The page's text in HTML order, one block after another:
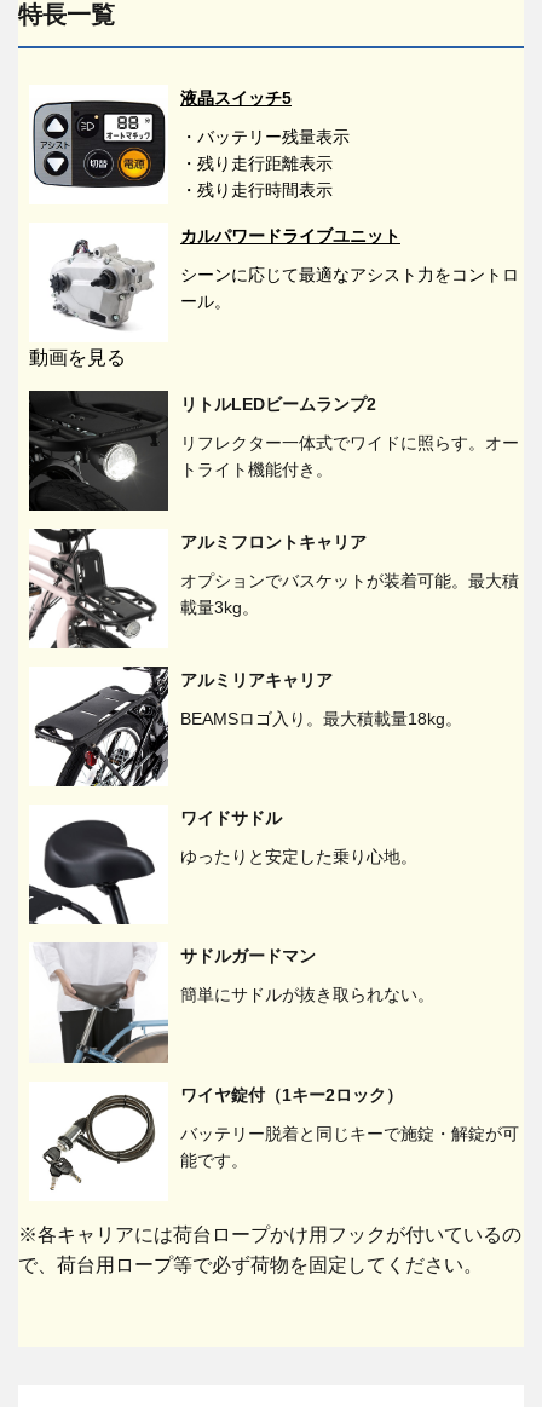
特長一覧
液晶スイッチ5
・バッテリー残量表示
・残り走行距離表示
・残り走行時間表示
カルパワードライブユニット
シーンに応じて最適なアシスト力をコントロ
ール。
動画を見る
リトルLEDビームランプ2
リフレクター一体式でワイドに照らす。オー
トライト機能付き。
アルミフロントキャリア
オプションでバスケットが装着可能。最大積
載量3kg。
アルミリアキャリア
BEAMSロゴ入り。最大積載量18kg。
ワイドサドル
ゆったりと安定した乗り心地。
サドルガードマン
簡単にサドルが抜き取られない。
ワイヤ錠付（1キー2ロック）
バッテリー脱着と同じキーで施錠・解錠が可
能です。
※各キャリアには荷台ロープかけ用フックが付いているの
で、荷台用ロープ等で必ず荷物を固定してください。